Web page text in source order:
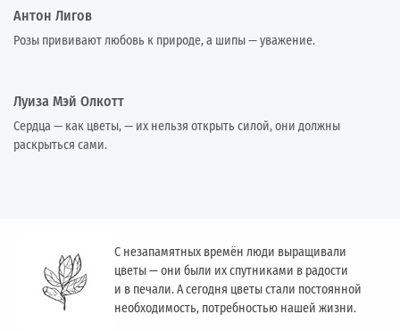
Антон Лигов
Розы прививают любовь к природе, а шипы — уважение.
Луиза Мэй Олкотт
Сердца — как цветы, — их нельзя открыть силой, они должны
раскрыться сами.
С незапамятных времён люди выращивали
цветы — они были их спутниками в радости
и в печали. А сегодня цветы стали постоянной
необходимость, потребностью нашей жизни.